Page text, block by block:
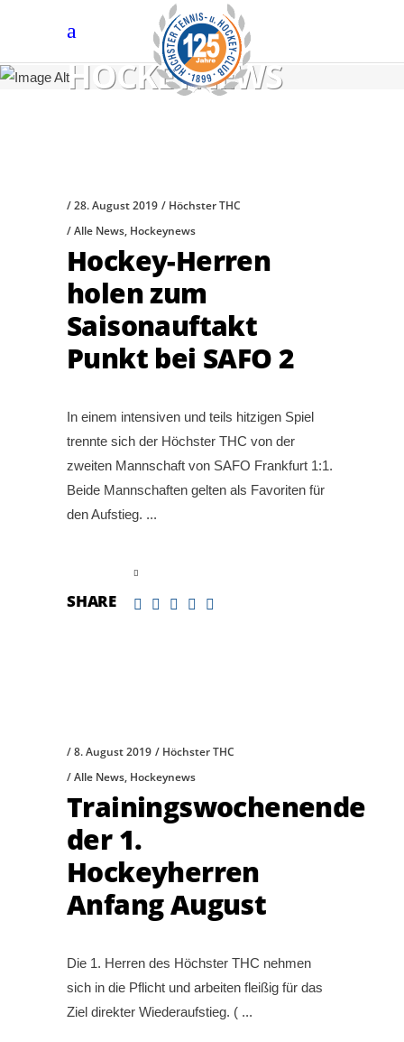
HOCKEYNEWS
28. August 2019
Höchster THC
Alle News, Hockeynews
Hockey-Herren
holen zum
Saisonauftakt
Punkt bei SAFO 2
In einem intensiven und teils hitzigen Spiel
trennte sich der Höchster THC von der
zweiten Mannschaft von SAFO Frankfurt 1:1.
Beide Mannschaften gelten als Favoriten für
den Aufstieg.
SHARE
8. August 2019
Höchster THC
Alle News, Hockeynews
Trainingswochenende
der 1.
Hockeyherren
Anfang August
Die 1. Herren des Höchster THC nehmen
sich in die Pflicht und arbeiten fleißig für das
Ziel direkter Wiederaufstieg. (